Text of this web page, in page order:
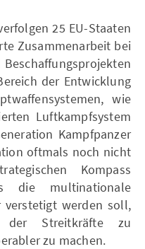
25 EU-Staaten
Zusammenarbeit bei
der Entwicklung
wie
Luftkampfsystem
Kampfpanzer
oftmals noch nicht
Kompass
die multinationale
verstetigt werden soll,
der Streitkräfte zu
zu machen.